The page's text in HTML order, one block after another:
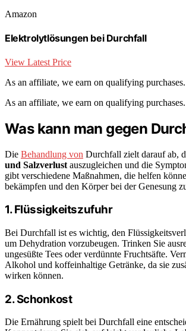
Amazon
Elektrolytlösungen bei Durchfall
View Latest Price
As an affiliate, we earn on qualifying purchases.
As an affiliate, we earn on qualifying purchases.
Was kann man gegen
Die Behandlung von Durchfall zielt darauf ab,
und Salzverlust auszugleichen und die
gibt verschiedene Maßnahmen, die helfen
bekämpfen und den Körper bei der Genesung
1. Flüssigkeitszufuhr
Bei Durchfall ist es wichtig, den
um Dehydration vorzubeugen. Trinken Sie
ungesüßte Tees oder verdünnte Fruchtsäfte.
Alkohol und koffeinhaltige Getränke, da sie
wirken können.
2. Schonkost
Die Ernährung spielt bei Durchfall eine